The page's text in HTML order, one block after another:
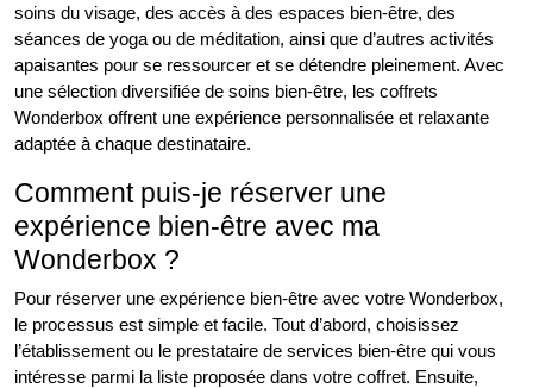
soins du visage, des accès à des espaces bien-être, des
séances de yoga ou de méditation, ainsi que d’autres activités
apaisantes pour se ressourcer et se détendre pleinement. Avec
une sélection diversifiée de soins bien-être, les coffrets
Wonderbox offrent une expérience personnalisée et relaxante
adaptée à chaque destinataire.
Comment puis-je réserver une
expérience bien-être avec ma
Wonderbox ?
Pour réserver une expérience bien-être avec votre Wonderbox,
le processus est simple et facile. Tout d’abord, choisissez
l’établissement ou le prestataire de services bien-être qui vous
intéresse parmi la liste proposée dans votre coffret. Ensuite,